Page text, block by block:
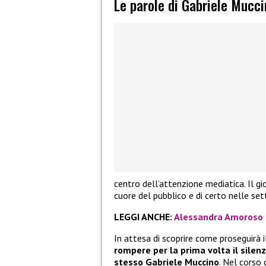
Le parole di Gabriele
centro dell’attenzione mediatica. Il
cuore del pubblico e di certo nelle
LEGGI ANCHE: Alessandra
In attesa di scoprire come
rompere per la prima volta il
stesso Gabriele Muccino. Nel corso